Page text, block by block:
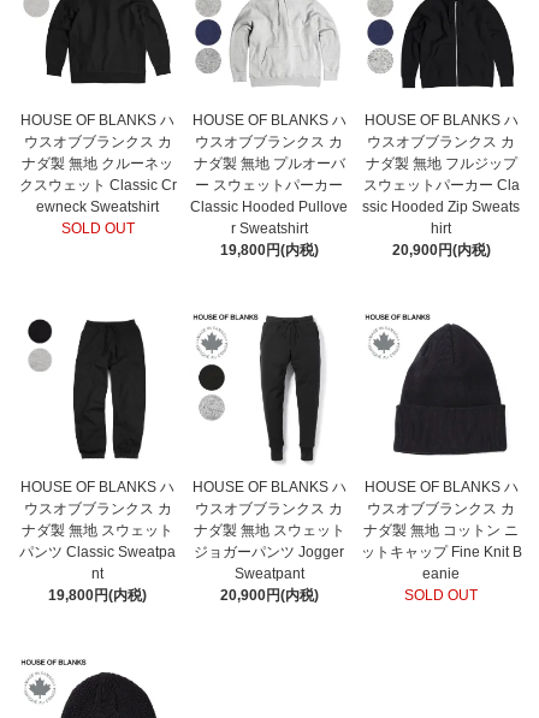
HOUSE OF BLANKS ハ
ウスオブブランクス カ
ナダ製 無地 クルーネッ
クスウェット Classic Cr
ewneck Sweatshirt
SOLD OUT
HOUSE OF BLANKS ハ
ウスオブブランクス カ
ナダ製 無地 プルオーバ
ー スウェットパーカー
Classic Hooded Pullove
r Sweatshirt
19,800円(内税)
HOUSE OF BLANKS ハ
ウスオブブランクス カ
ナダ製 無地 フルジップ
スウェットパーカー Cla
ssic Hooded Zip Sweats
hirt
20,900円(内税)
HOUSE OF BLANKS ハ
ウスオブブランクス カ
ナダ製 無地 スウェット
パンツ Classic Sweatpa
nt
19,800円(内税)
HOUSE OF BLANKS ハ
ウスオブブランクス カ
ナダ製 無地 スウェット
ジョガーパンツ Jogger
Sweatpant
20,900円(内税)
HOUSE OF BLANKS ハ
ウスオブブランクス カ
ナダ製 無地 コットン ニ
ットキャップ Fine Knit B
eanie
SOLD OUT